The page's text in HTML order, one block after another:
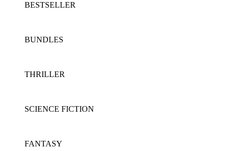
BESTSELLER
BUNDLES
THRILLER
SCIENCE FICTION
FANTASY